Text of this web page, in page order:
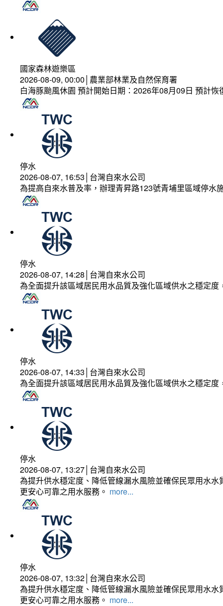
國家森林遊樂區
2026-08-09, 00:00│農業部林業及自然保育署
白海豚颱風休園 預計開始日期：2026年08月09日 預計
停水
2026-08-07, 16:53│台灣自來水公司
為提高自來水普及率，辦理青昇路123號青埔里區域停水
停水
2026-08-07, 14:28│台灣自來水公司
為全面提升該區域居民用水品質及強化區域供水之穩定
停水
2026-08-07, 14:33│台灣自來水公司
為全面提升該區域居民用水品質及強化區域供水之穩定
停水
2026-08-07, 13:27│台灣自來水公司
為提升供水穩定度、降低管線漏水風險並確保民眾用水
更安心可靠之用水服務。 more...
停水
2026-08-07, 13:32│台灣自來水公司
為提升供水穩定度、降低管線漏水風險並確保民眾用水
更安心可靠之用水服務。 more...